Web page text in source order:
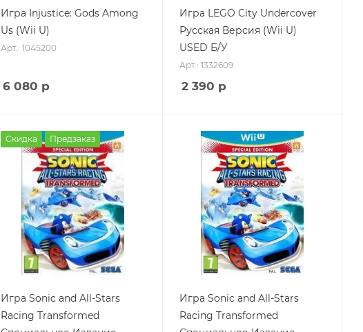
Игра Injustice: Gods Among
Us (Wii U)
Арт.: 1045200
6 080 р
Игра LEGO City Undercover
Русская Версия (Wii U)
USED Б/У
Арт.: 1332609
2 390 р
Скидка Предзаказ
Игра Sonic and All-Stars
Racing Transformed
Игра Sonic and All-Stars
Racing Transformed